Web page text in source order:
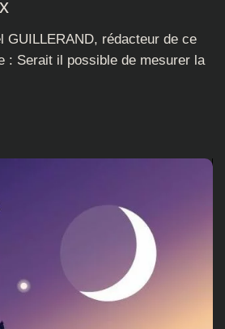
GUILLERAND, rédacteur de ce
: Serait il possible de mesurer la